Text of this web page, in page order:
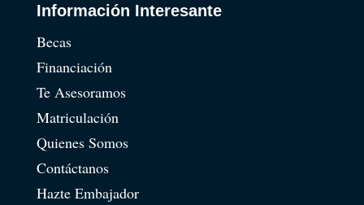
Información Interesante
Becas
Financiación
Te Asesoramos
Matriculación
Quienes Somos
Contáctanos
Hazte Embajador